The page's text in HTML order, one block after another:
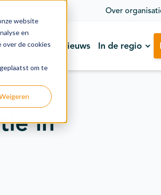
website
en
over de cookies
om te
Over
Nieuws In de regio
in